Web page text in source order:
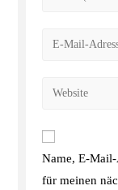
Name, E-
für meinen